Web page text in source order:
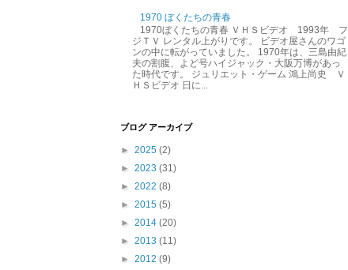
1970 ぼくたちの青春
1970ぼくたちの青春 ＶＨＳビデオ 1993年 フ
ジＴＶ レンタル上がりです。 ビデオ屋さんのワゴ
ンの中に転がっていました。 1970年は、三島由紀
夫の割腹、よど号ハイジャック・大阪万博があっ
た時代です。 ジュリエット・ゲーム 鴻上尚史 Ｖ
ＨＳビデオ 日に...
ブログ アーカイブ
► 2025 (2)
► 2023 (31)
► 2022 (8)
► 2015 (5)
► 2014 (20)
► 2013 (11)
► 2012 (9)